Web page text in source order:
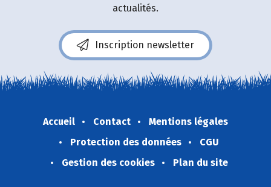
actualités.
Inscription newsletter
Accueil Contact
Mentions légales
Protection des données
CGU
Gestion des cookies
Plan du site